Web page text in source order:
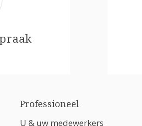
Professioneel
U & uw medewerkers